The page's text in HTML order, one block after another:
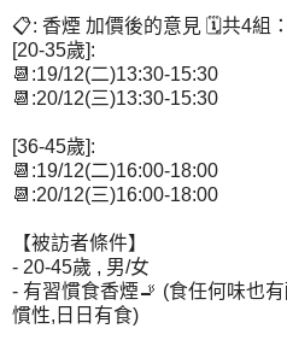
📋: 香煙 加價後的意見 🗓️共4組：
[20-35歲]:
📆:19/12(二)13:30-15:30
📆:20/12(三)13:30-15:30
[36-45歲]:
📆:19/12(二)16:00-18:00
📆:20/12(三)16:00-18:00
【被訪者條件】
- 20-45歲 , 男/女
- 有習慣食香煙🚬 (食任何味也
慣性,日日有食)